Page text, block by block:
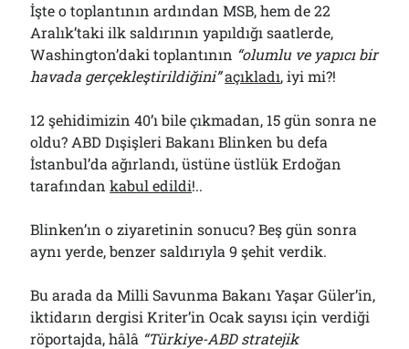
İşte o toplantının ardından MSB, hem de 22
Aralık’taki ilk saldırının yapıldığı saatlerde,
Washington’daki toplantının “olumlu ve yapıcı bir
havada gerçekleştirildiğini”açıkladı, iyi mi?!
12 şehidimizin 40’ı bile çıkmadan, 15 gün sonra ne
oldu? ABD Dışişleri Bakanı Blinken bu defa
İstanbul’da ağırlandı, üstüne üstlük Erdoğan
tarafındankabul edildi!..
Blinken’ın o ziyaretinin sonucu? Beş gün sonra
aynı yerde, benzer saldırıyla 9 şehit verdik.
Bu arada da Milli Savunma Bakanı Yaşar Güler’in,
iktidarın dergisi Kriter’in Ocak sayısı için verdiği
röportajda, hâlâ “Türkiye-ABD stratejik